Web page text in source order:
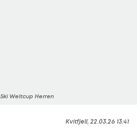
Ski Weltcup Herren
Kvitfjell, 22.03.26 13:41